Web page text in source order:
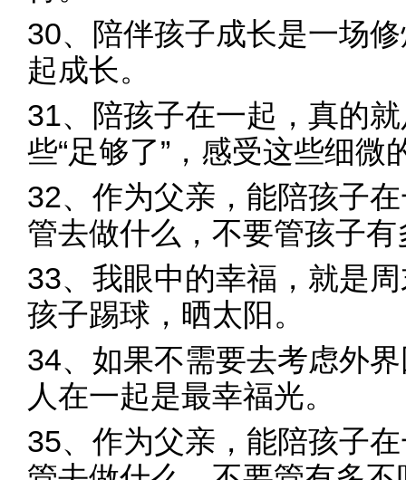
30、陪伴孩子成长是一场
起成长。
31、陪孩子在一起，真的
些“足够了”，感受这些细微
32、作为父亲，能陪孩子
管去做什么，不要管孩子
33、我眼中的幸福，就是
孩子踢球，晒太阳。
34、如果不需要去考虑外
人在一起是最幸福光。
35、作为父亲，能陪孩子